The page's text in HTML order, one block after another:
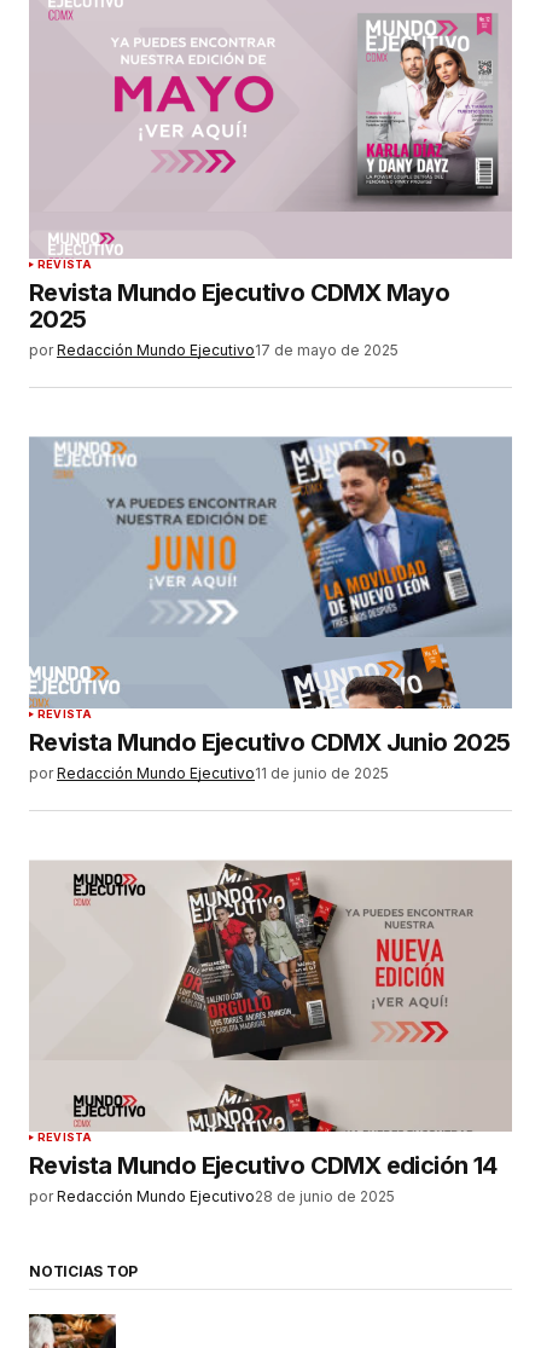
REVISTA
Revista Mundo Ejecutivo CDMX Mayo
2025
por Redacción Mundo Ejecutivo17 de mayo de 2025
REVISTA
Revista Mundo Ejecutivo CDMX Junio 2025
por Redacción Mundo Ejecutivo11 de junio de 2025
REVISTA
Revista Mundo Ejecutivo CDMX edición 14
por Redacción Mundo Ejecutivo28 de junio de 2025
NOTICIAS TOP